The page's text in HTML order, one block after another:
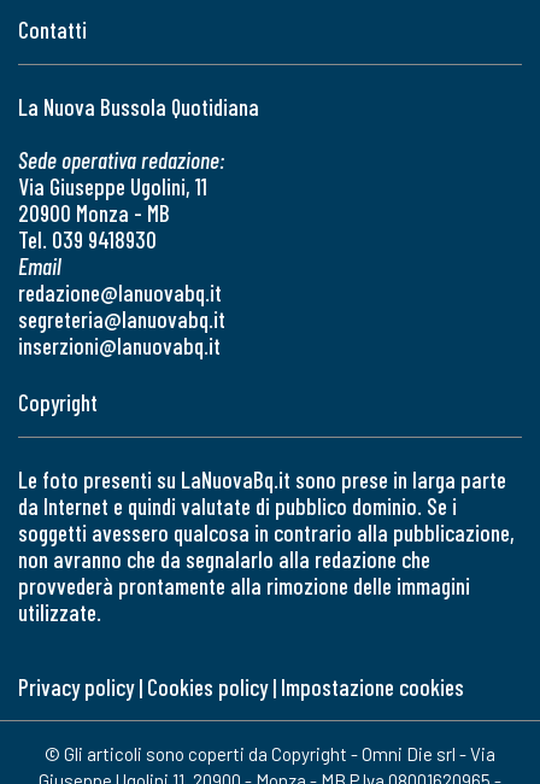
Contatti
La Nuova Bussola Quotidiana
Sede operativa redazione:
Via Giuseppe Ugolini, 11
20900 Monza - MB
Tel. 039 9418930
Email
redazione@lanuovabq.it
segreteria@lanuovabq.it
inserzioni@lanuovabq.it
Copyright
Le foto presenti su LaNuovaBq.it sono prese in larga parte
da Internet e quindi valutate di pubblico dominio. Se i
soggetti avessero qualcosa in contrario alla pubblicazione,
non avranno che da segnalarlo alla redazione che
provvederà prontamente alla rimozione delle immagini
utilizzate.
Privacy policy| Cookies policy| Impostazione cookies
© Gli articoli sono coperti da Copyright - Omni Die srl - Via